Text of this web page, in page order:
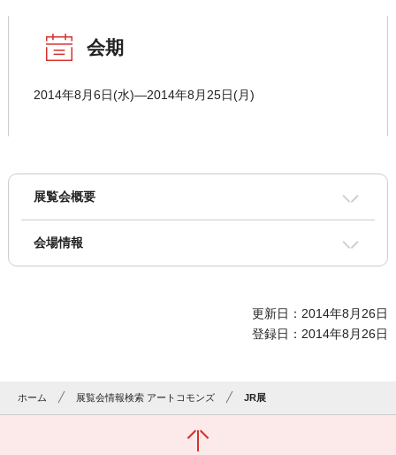
会期
2014年8月6日(水)―2014年8月25日(月)
展覧会概要
会場情報
更新日：2014年8月26日
登録日：2014年8月26日
ホーム 展覧会情報検索 アートコモンズ JR展